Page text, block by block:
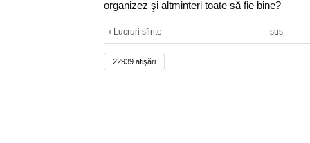
organizez şi altminteri toate să fie bine?
‹ Lucruri sfinte sus
22939 afişări